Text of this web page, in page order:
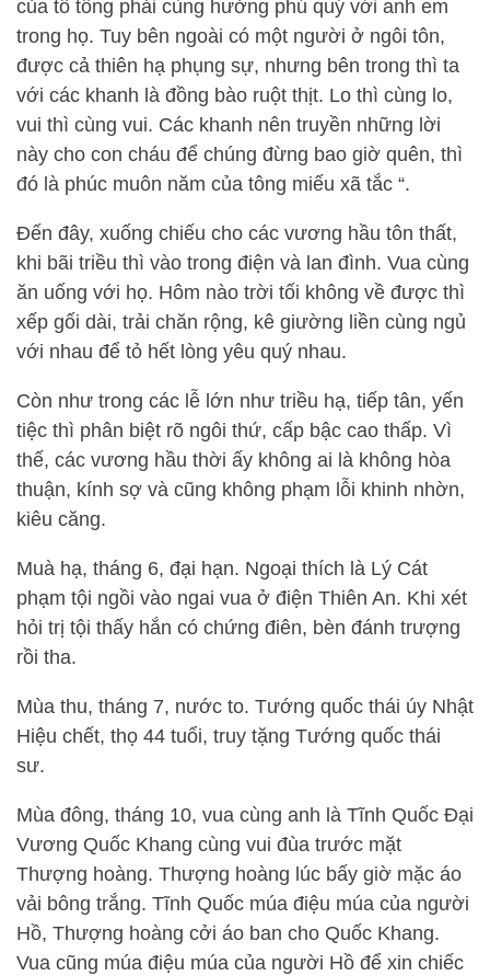
của tổ tông phải cùng hưởng phú quý với anh em
trong họ. Tuy bên ngoài có một người ở ngôi tôn,
được cả thiên hạ phụng sự, nhưng bên trong thì ta
với các khanh là đồng bào ruột thịt. Lo thì cùng lo,
vui thì cùng vui. Các khanh nên truyền những lời
này cho con cháu để chúng đừng bao giờ quên, thì
đó là phúc muôn năm của tông miếu xã tắc “.
Đến đây, xuống chiếu cho các vương hầu tôn thất,
khi bãi triều thì vào trong điện và lan đình. Vua cùng
ăn uống với họ. Hôm nào trời tối không về được thì
xếp gối dài, trải chăn rộng, kê giường liền cùng ngủ
với nhau để tỏ hết lòng yêu quý nhau.
Còn như trong các lễ lớn như triều hạ, tiếp tân, yến
tiệc thì phân biệt rõ ngôi thứ, cấp bậc cao thấp. Vì
thế, các vương hầu thời ấy không ai là không hòa
thuận, kính sợ và cũng không phạm lỗi khinh nhờn,
kiêu căng.
Muà hạ, tháng 6, đại hạn. Ngoại thích là Lý Cát
phạm tội ngồi vào ngai vua ở điện Thiên An. Khi xét
hỏi trị tội thấy hắn có chứng điên, bèn đánh trượng
rồi tha.
Mùa thu, tháng 7, nước to. Tướng quốc thái úy Nhật
Hiệu chết, thọ 44 tuổi, truy tặng Tướng quốc thái
sư.
Mùa đông, tháng 10, vua cùng anh là Tĩnh Quốc Đại
Vương Quốc Khang cùng vui đùa trước mặt
Thượng hoàng. Thượng hoàng lúc bấy giờ mặc áo
vải bông trắng. Tĩnh Quốc múa điệu múa của người
Hồ, Thượng hoàng cởi áo ban cho Quốc Khang.
Vua cũng múa điệu múa của người Hồ để xin chiếc